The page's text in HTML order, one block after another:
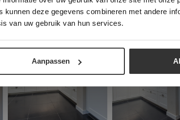
deze gegevens combineren met andere
van uw gebruik van hun services.
Aanpassen
ACCEPTEREN ALLES AFWIJZEN